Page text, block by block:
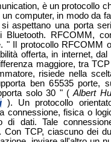
è un protocollo
computer, in modo da
aspettano una porta
Bluetooth. RFCOMM,
" Il protocollo RFCOMM
offerta, in internet,
maggiore, tra
risiede nella
ben 65535 porte,
solo 30 " (Albert
). Un protocollo
connessione, fisica o
di dati. Tale
Con TCP, ciascuno dei